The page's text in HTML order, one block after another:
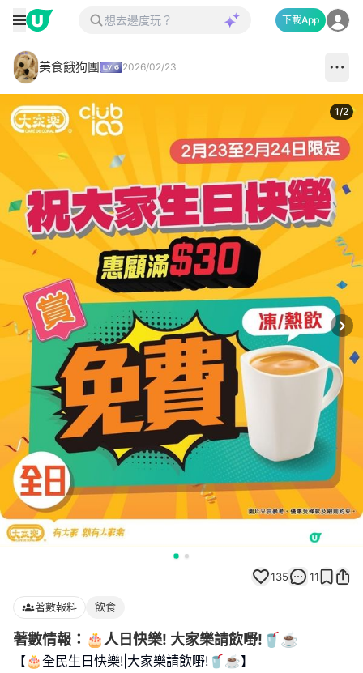
下載App
美食餓狗團 2026/02/23
1/2
135 11
著數報料 飲食
著數情報：🎂人日快樂! 大家樂請飲嘢!🥤☕
【🎂全民生日快樂!|大家樂請飲嘢!🥤☕】